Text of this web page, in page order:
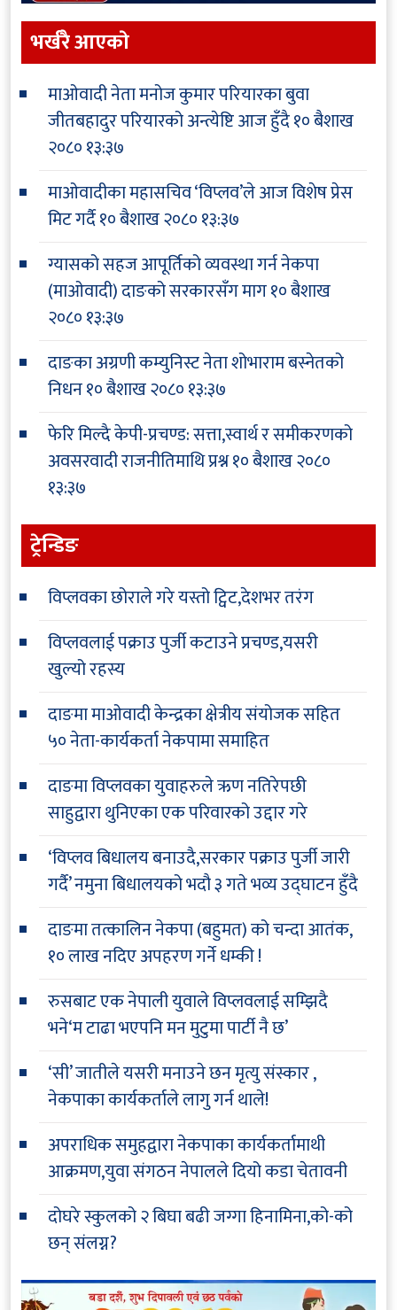
भर्खरै आएकाे
माओवादी नेता मनोज कुमार परियारका बुवा
जीतबहादुर परियारको अन्त्येष्टि आज हुँदै१० बैशाख
२०८० १३:३७
माओवादीका महासचिव ‘विप्लव’ले आज विशेष प्रेस
मिट गर्दै१० बैशाख २०८० १३:३७
ग्यासको सहज आपूर्तिको व्यवस्था गर्न नेकपा
(माओवादी) दाङको सरकारसँग माग१० बैशाख
२०८० १३:३७
दाङका अग्रणी कम्युनिस्ट नेता शोभाराम बस्नेतको
निधन१० बैशाख २०८० १३:३७
फेरि मिल्दै केपी-प्रचण्ड: सत्ता,स्वार्थ र समीकरणको
अवसरवादी राजनीतिमाथि प्रश्न१० बैशाख २०८०
१३:३७
ट्रेन्डिङ
विप्लवका छोराले गरे यस्तो ट्विट,देशभर तरंग
विप्लवलाई पक्राउ पुर्जी कटाउने प्रचण्ड,यसरी
खुल्यो रहस्य
दाङमा माओवादी केन्द्रका क्षेत्रीय संयोजक सहित
५० नेता-कार्यकर्ता नेकपामा समाहित
दाङमा विप्लवका युवाहरुले ऋण नतिरेपछी
साहुद्वारा थुनिएका एक परिवारको उद्दार गरे
‘विप्लव बिधालय बनाउदै,सरकार पक्राउ पुर्जी जारी
गर्दै’ नमुना बिधालयको भदौ ३ गते भव्य उद्घाटन हुँदै
दाङमा तत्कालिन नेकपा (बहुमत) को चन्दा आतंक,
१० लाख नदिए अपहरण गर्ने धम्की !
रुसबाट एक नेपाली युवाले विप्लवलाई सम्झिदै
भने‘म टाढा भएपनि मन मुटुमा पार्टी नै छ’
‘सी’ जातीले यसरी मनाउने छन मृत्यु संस्कार ,
नेकपाका कार्यकर्ताले लागु गर्न थाले!
अपराधिक समुहद्वारा नेकपाका कार्यकर्तामाथी
आक्रमण,युवा संगठन नेपालले दियो कडा चेतावनी
दोघरे स्कुलको २ बिघा बढी जग्गा हिनामिना,को-को
छन् संलग्न?